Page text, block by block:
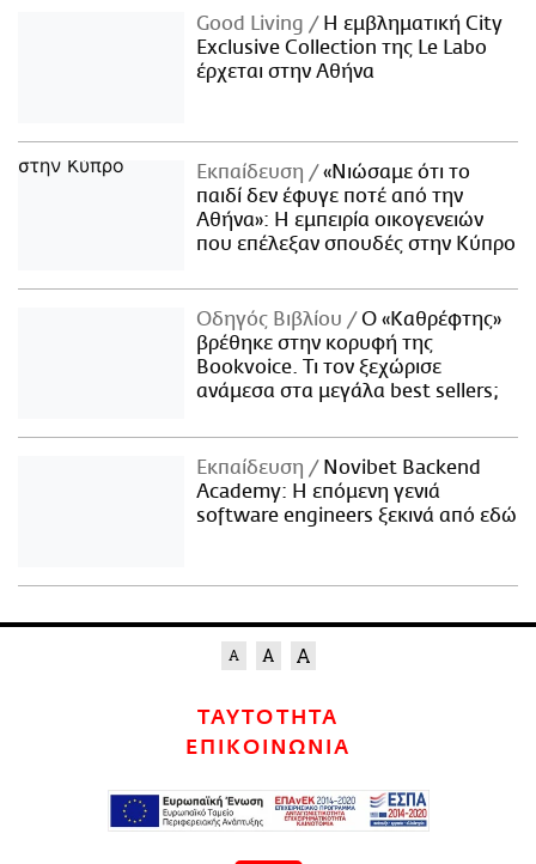
Good Living
Η εμβληματική City
Exclusive Collection της Le Labo
έρχεται στην Αθήνα
Εκπαίδευση
«Νιώσαμε ότι το
παιδί δεν έφυγε ποτέ από την
Αθήνα»: Η εμπειρία οικογενειών
που επέλεξαν σπουδές στην Κύπρο
Οδηγός Βιβλίου
Ο «Καθρέφτης»
βρέθηκε στην κορυφή της
Bookvoice. Τι τον ξεχώρισε
ανάμεσα στα μεγάλα best sellers;
Εκπαίδευση
Novibet Backend
Academy: Η επόμενη γενιά
software engineers ξεκινά από εδώ
ΤΑΥΤΟΤΗΤΑ
ΕΠΙΚΟΙΝΩΝΙΑ